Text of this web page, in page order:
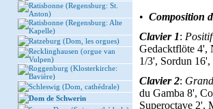
Ratisbonne (Regensburg: St.
Anton)
Ratisbonne (Regensburg: Alte
Kapelle)
Ratzeburg (Dom, les orgues)
Recklinghausen (orgue van
Vulpen)
Roggenburg (Klosterkirche:
Bavière)
Schleswig (Dom, cathédrale)
Dom de Schwerin
• Composition
Clavier 1:
Gedacktflöte 4',
1/3', Sordun
Clavier 2:
du Gamba 8',
Superoctave 2',